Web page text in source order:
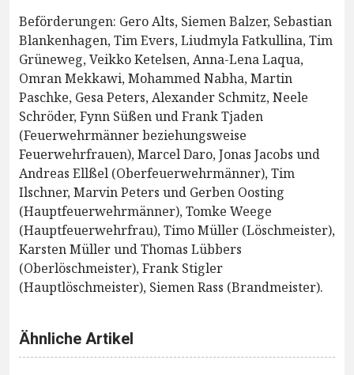
Beförderungen: Gero Alts, Siemen Balzer, Sebastian
Blankenhagen, Tim Evers, Liudmyla Fatkullina, Tim
Grüneweg, Veikko Ketelsen, Anna-Lena Laqua,
Omran Mekkawi, Mohammed Nabha, Martin
Paschke, Gesa Peters, Alexander Schmitz, Neele
Schröder, Fynn Süßen und Frank Tjaden
(Feuerwehrmänner beziehungsweise
Feuerwehrfrauen), Marcel Daro, Jonas Jacobs und
Andreas Ellßel (Oberfeuerwehrmänner), Tim
Ilschner, Marvin Peters und Gerben Oosting
(Hauptfeuerwehrmänner), Tomke Weege
(Hauptfeuerwehrfrau), Timo Müller (Löschmeister),
Karsten Müller und Thomas Lübbers
(Oberlöschmeister), Frank Stigler
(Hauptlöschmeister), Siemen Rass (Brandmeister).
Ähnliche Artikel